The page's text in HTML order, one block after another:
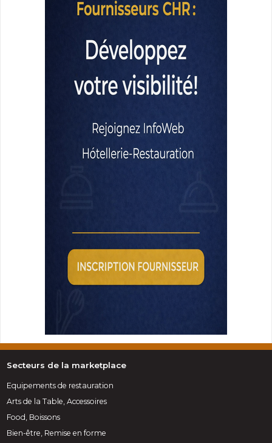
Secteurs de la marketplace
Equipements de restauration
Arts de la Table, Accessoires
Food, Boissons
Bien-être, Remise en forme